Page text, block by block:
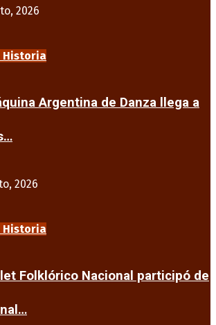
2026
Historia
Argentina de Danza llega a
2026
Historia
Folklórico Nacional participó de